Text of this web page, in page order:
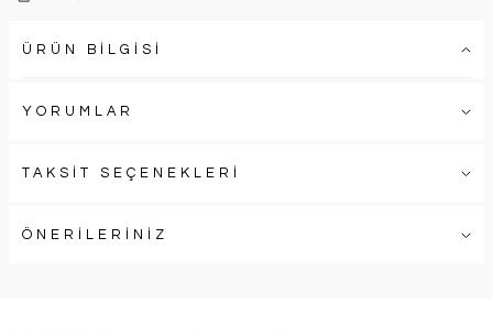
ÜRÜN BİLGİSİ
YORUMLAR
TAKSİT SEÇENEKLERİ
ÖNERİLERİNİZ